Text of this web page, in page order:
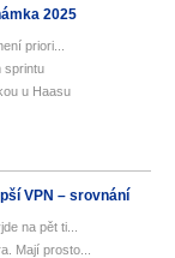
2025
priori...
sprintu
u Haasu
VPN – srovnání
na pět ti...
Mají prosto...